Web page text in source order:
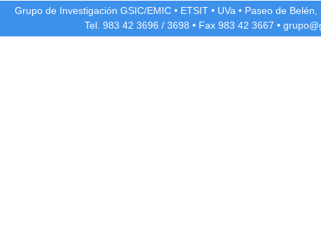
Grupo de Investigación GSIC/EMIC • ETSIT • UVa • Paseo de
Tel. 983 42 3696 / 3698 • Fax 983 42 3667 •